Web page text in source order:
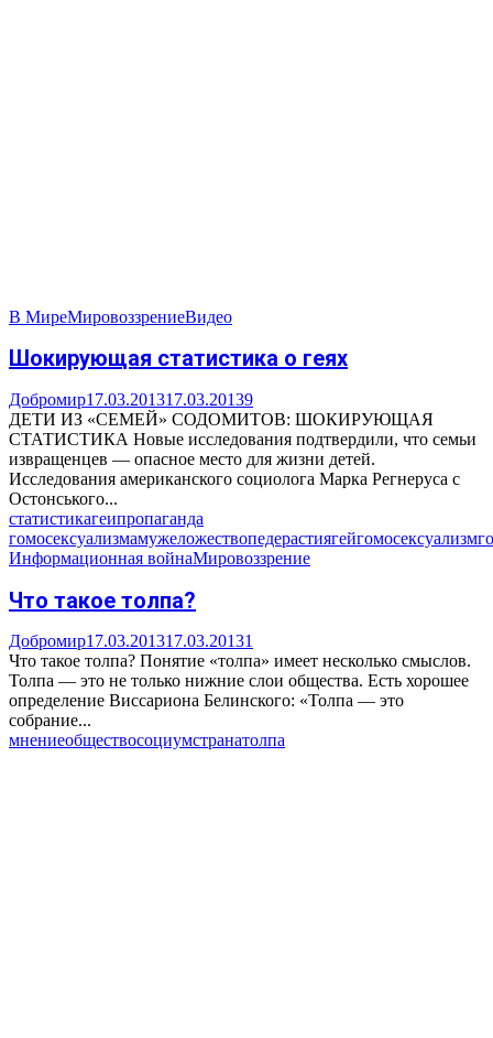
В МиреМировоззрениеВидео
Шокирующая статистика о геях
Добромир17.03.201317.03.20139
ДЕТИ ИЗ «СЕМЕЙ» СОДОМИТОВ: ШОКИРУЮЩАЯ
СТАТИСТИКА Новые исследования подтвердили, что семьи
извращенцев — опасное место для жизни детей.
Исследования американского социолога Марка Регнеруса с
Остонського...
статистикагеипропаганда
гомосексуализмамужеложествопедерастиягейгомосексуализм
Информационная войнаМировоззрение
Что такое толпа?
Добромир17.03.201317.03.20131
Что такое толпа? Понятие «толпа» имеет несколько смыслов.
Толпа — это не только нижние слои общества. Есть хорошее
определение Виссариона Белинского: «Толпа — это
собрание...
мнениеобществосоциумстранатолпа